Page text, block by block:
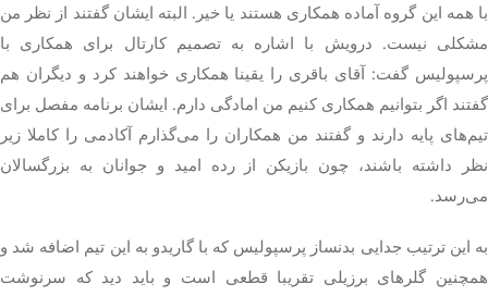
با همه این گروه آماده همکاری هستند یا خیر. البته ایشان گفتند از نظر من
مشکلی نیست. درویش با اشاره به تصمیم کارتال برای همکاری با
پرسپولیس گفت: آقای باقری را یقینا همکاری خواهند کرد و دیگران هم
گفتند اگر بتوانیم همکاری کنیم من امادگی دارم. ایشان برنامه مفصل برای
تیم‌های پایه دارند و گفتند من همکاران را می‌گذارم آکادمی را کاملا زیر
نظر داشته باشند، چون بازیکن از رده امید و جوانان به بزرگسالان
می‌رسد.
به این ترتیب جدایی بدنساز پرسپولیس که با گاریدو به این تیم اضافه شد و
همچنین گلر‌های برزیلی تقریبا قطعی است و باید دید که سرنوشت